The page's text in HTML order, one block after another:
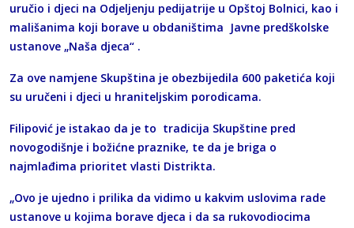
uručio i djeci na Odjeljenju pedijatrije u Opštoj Bolnici, kao i
mališanima koji borave u obdaništima Javne predškolske
ustanove „Naša djeca“ .
Za ove namjene Skupština je obezbijedila 600 paketića koji
su uručeni i djeci u hraniteljskim porodicama.
Filipović je istakao da je to tradicija Skupštine pred
novogodišnje i božićne praznike, te da je briga o
najmlađima prioritet vlasti Distrikta.
„Ovo je ujedno i prilika da vidimo u kakvim uslovima rade
ustanove u kojima borave djeca i da sa rukovodiocima